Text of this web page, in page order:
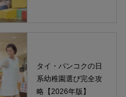
タイ・バンコクの日
系幼稚園選び完全攻
略【2026年版】